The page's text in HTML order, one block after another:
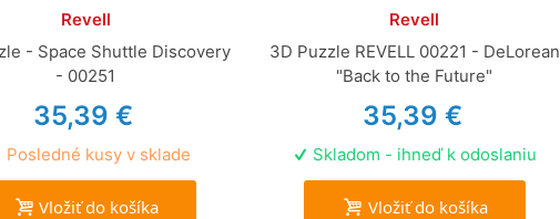
Revell
- Space Shuttle Discovery
- 00251
35,39 €
Posledné kusy v sklade
Vložiť do košíka
Revell
3D Puzzle REVELL 00221 - DeLorean
"Back to the Future"
35,39 €
Skladom - ihneď k odoslaniu
Vložiť do košíka